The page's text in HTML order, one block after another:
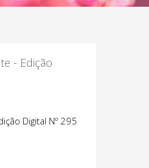
- Edição
Digital Nº 295